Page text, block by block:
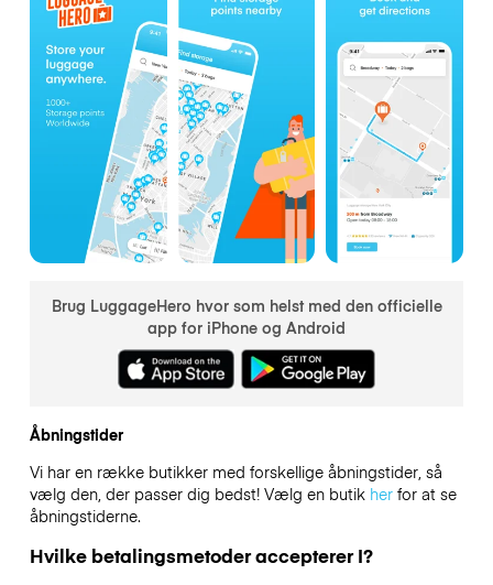
Brug LuggageHero hvor som helst med den officielle
app for iPhone og Android
Åbningstider
Vi har en række butikker med forskellige åbningstider, så
vælg den, der passer dig bedst! Vælg en butik herfor at se
åbningstiderne.
Hvilke betalingsmetoder accepterer I?